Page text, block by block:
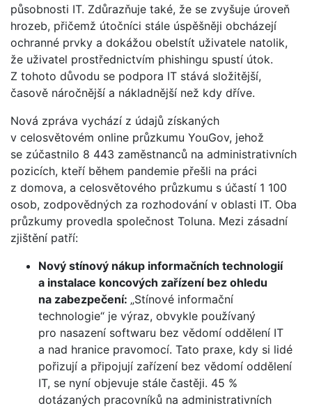
působnosti IT. Zdůrazňuje také, že se zvyšuje úroveň
hrozeb, přičemž útočníci stále úspěšněji obcházejí
ochranné prvky a dokážou obelstít uživatele natolik,
že uživatel prostřednictvím phishingu spustí útok.
Z tohoto důvodu se podpora IT stává složitější,
časově náročnější a nákladnější než kdy dříve.
Nová zpráva vychází z údajů získaných
v celosvětovém online průzkumu YouGov, jehož
se zúčastnilo 8 443 zaměstnanců na administrativních
pozicích, kteří během pandemie přešli na práci
z domova, a celosvětového průzkumu s účastí 1 100
osob, zodpovědných za rozhodování v oblasti IT. Oba
průzkumy provedla společnost Toluna. Mezi zásadní
zjištění patří:
Nový stínový nákup informačních technologií
a instalace koncových zařízení bez ohledu
na zabezpečení: „Stínové informační
technologie“ je výraz, obvykle používaný
pro nasazení softwaru bez vědomí oddělení IT
a nad hranice pravomocí. Tato praxe, kdy si lidé
pořizují a připojují zařízení bez vědomí oddělení
IT, se nyní objevuje stále častěji. 45 %
dotázaných pracovníků na administrativních